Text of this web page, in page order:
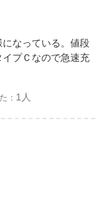
なっている。値段
プＣなので急速充
： 1人